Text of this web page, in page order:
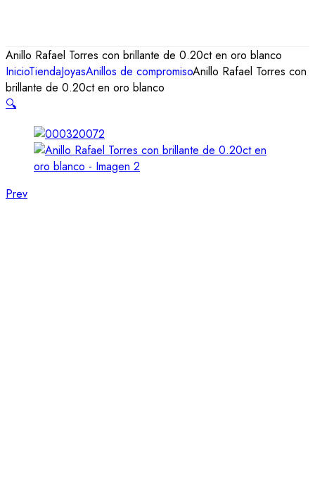
Anillo Rafael Torres con brillante de 0.20ct en oro blanco
InicioTiendaJoyasAnillos de compromisoAnillo Rafael Torres con
brillante de 0.20ct en oro blanco
🔍
Prev